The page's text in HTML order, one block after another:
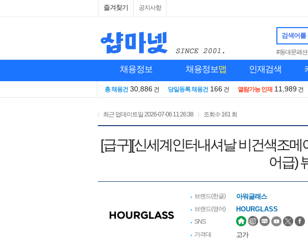
즐겨찾기 공지사항
검색어를
#동대문패
채용정보 채용정보맵 인재검색
총 채용건 30,886 건 당일등록 채용건 166 건 열람가능 인재 11,989 건
최근 업데이트일 2026-07-06 11:26:38 조회수 161 회
[급구][신세계인터내셔날 비건색조
어급)
브랜드(한글) 아워글래스
브랜드(영어) HOURGLASS
SNS
가격대
고가